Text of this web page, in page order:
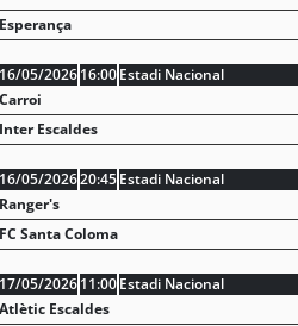
05/2026 16:00 Estadi Nacional
Escaldes
05/202620:45 Estadi Nacional
Santa Coloma
05/2026 11:00 Estadi Nacional
Escaldes